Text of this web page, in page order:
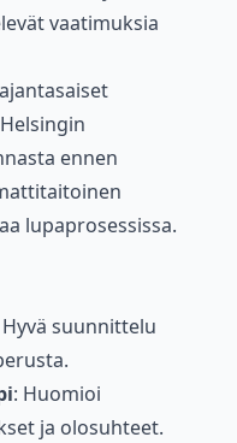
vaatimuksia
ennen
lupaprosessissa.
Hyvä suunnittelu
: Huomioi
ja olosuhteet.